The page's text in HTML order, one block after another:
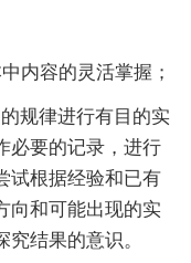
内容的灵活掌握；
规律进行有目的实
必要的记录，进行
试根据经验和已有
向和可能出现的实
结果的意识。